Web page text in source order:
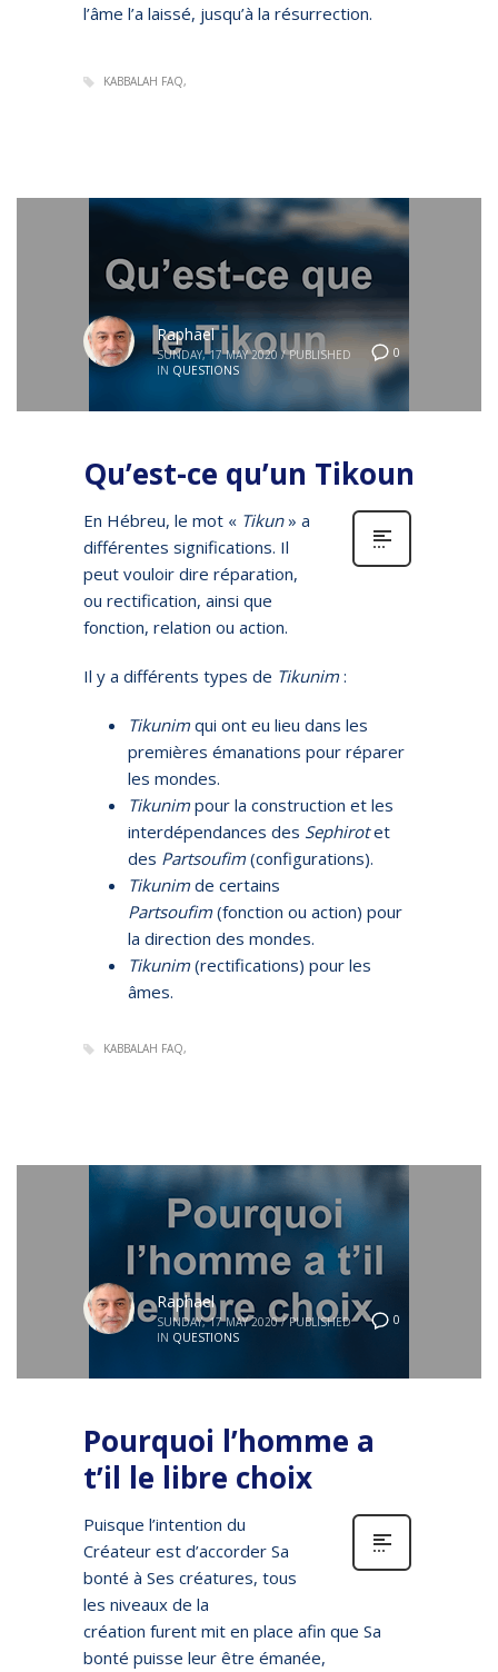
l’âme l’a laissé, jusqu’à la résurrection.
KABBALAH FAQ
0
Raphael
SUNDAY, 17 MAY 2020 / PUBLISHED
IN QUESTIONS
Qu’est-ce qu’un Tikoun
En Hébreu, le mot « Tikun» a
différentes significations. Il
peut vouloir dire réparation,
ou rectification, ainsi que
fonction, relation ou action.
Il y a différents types de Tikunim:
Tikunimqui ont eu lieu dans les
premières émanations pour réparer
les mondes.
Tikunimpour la construction et les
interdépendances des Sephirotet
des Partsoufim(configurations).
Tikunimde certains
Partsoufim(fonction ou action) pour
la direction des mondes.
Tikunim(rectifications) pour les
âmes.
KABBALAH FAQ
0
Raphael
SUNDAY, 17 MAY 2020 / PUBLISHED
IN QUESTIONS
Pourquoi l’homme a
t’il le libre choix
Puisque l’intention du
Créateur est d’accorder Sa
bonté à Ses créatures, tous
les niveaux de la
création furent mit en place afin que Sa
bonté puisse leur être émanée,